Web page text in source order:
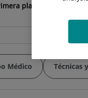
planta
Médico Técnicas